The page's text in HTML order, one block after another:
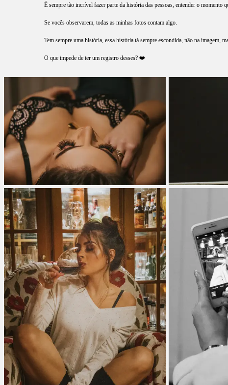
É sempre tão incrível fazer parte da história das pessoas, entender o momento
Se vocês observarem, todas as minhas fotos contam algo.
Tem sempre uma história, essa história tá sempre escondida, não na imagem,
O que impede de ter um registro desses? ❤️